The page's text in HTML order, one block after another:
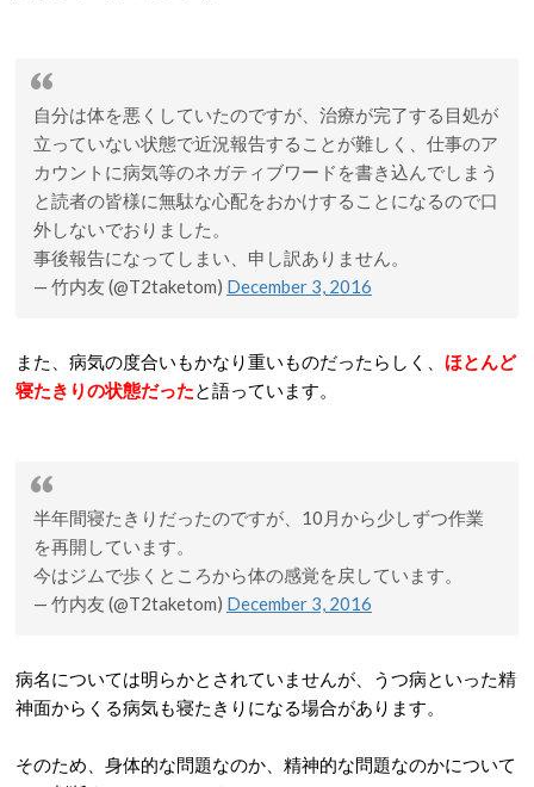
自分は体を悪くしていたのですが、治療が完了する目処が
立っていない状態で近況報告することが難しく、仕事のア
カウントに病気等のネガティブワードを書き込んでしまう
と読者の皆様に無駄な心配をおかけすることになるので口
外しないでおりました。
事後報告になってしまい、申し訳ありません。
— 竹内友 (@T2taketom) December 3, 2016
また、病気の度合いもかなり重いものだったらしく、 ほとんど
寝たきりの状態だったと語っています。
半年間寝たきりだったのですが、10月から少しずつ作業
を再開しています。
今はジムで歩くところから体の感覚を戻しています。
— 竹内友 (@T2taketom) December 3, 2016
病名については明らかとされていませんが、うつ病といった精
神面からくる病気も寝たきりになる場合があります。
そのため、身体的な問題なのか、精神的な問題なのかについて